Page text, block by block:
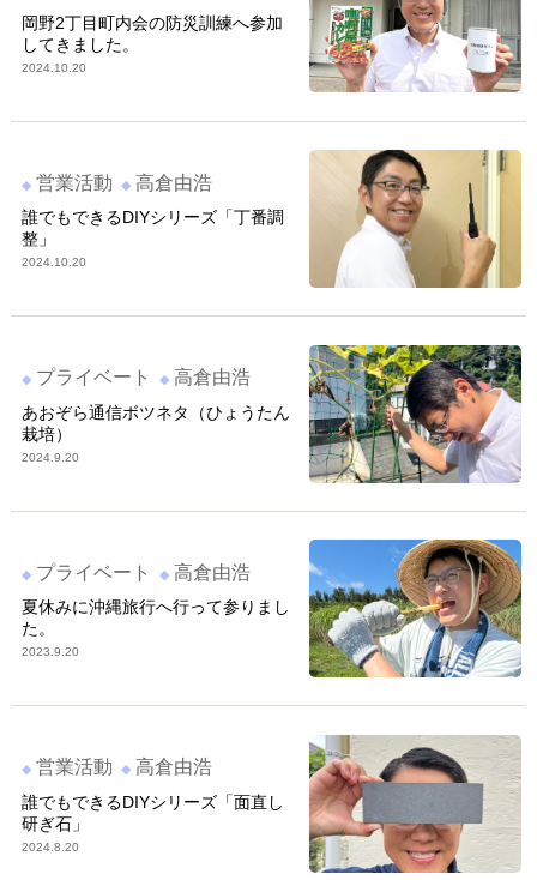
岡野2丁目町内会の防災訓練へ参加
してきました。
2024.10.20
営業活動 高倉由浩
誰でもできるDIYシリーズ「丁番調
整」
2024.10.20
プライベート 高倉由浩
あおぞら通信ボツネタ（ひょうたん
栽培）
2024.9.20
プライベート 高倉由浩
夏休みに沖縄旅行へ行って参りまし
た。
2023.9.20
営業活動 高倉由浩
誰でもできるDIYシリーズ「面直し
研ぎ石」
2024.8.20